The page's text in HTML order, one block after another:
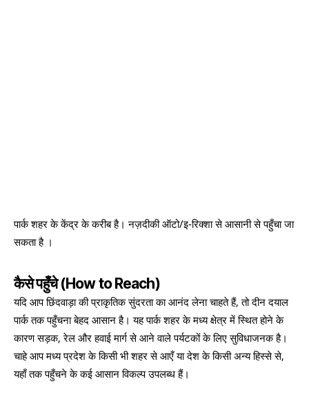
पार्क शहर के केंद्र के करीब है। नज़दीकी ऑटो/इ‑रिक्शा से आसानी से पहुँचा जा
सकता है ।
कैसे पहुँचे (How to Reach)
यदि आप छिंदवाड़ा की प्राकृतिक सुंदरता का आनंद लेना चाहते हैं, तो दीन दयाल
पार्क तक पहुँचना बेहद आसान है। यह पार्क शहर के मध्य क्षेत्र में स्थित होने के
कारण सड़क, रेल और हवाई मार्ग से आने वाले पर्यटकों के लिए सुविधाजनक है।
चाहे आप मध्य प्रदेश के किसी भी शहर से आएँ या देश के किसी अन्य हिस्से से,
यहाँ तक पहुँचने के कई आसान विकल्प उपलब्ध हैं।